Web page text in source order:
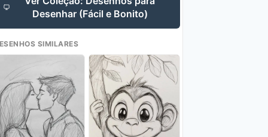
Desenhar (Fácil e Bonito)
SIMILARES